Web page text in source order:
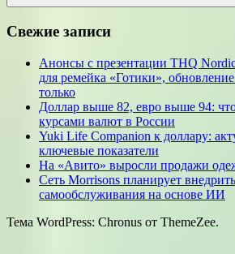
Поиск
Свежие записи
Анонсы с презентации THQ
для ремейка «Готики»,
только
Доллар выше 82, евро выше 94:
курсами валют в России
Yuki Life Companion к доллару:
ключевые показатели
На «Авито» выросли продажи
Сеть Morrisons планирует
самообслуживания на основе ИИ
Тема WordPress: Chronus от ThemeZee.